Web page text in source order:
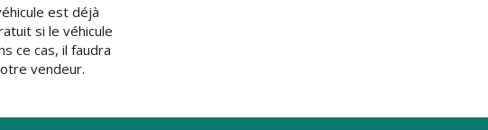
est déjà
si le véhicule
ce cas, il faudra
vendeur.